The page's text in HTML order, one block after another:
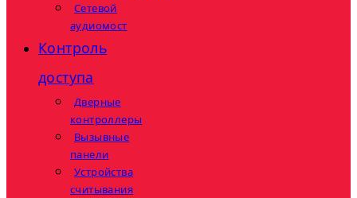
Сетевой
аудиомост
Контроль
доступа
Дверные
контроллеры
Вызывные
панели
Устройства
считывания